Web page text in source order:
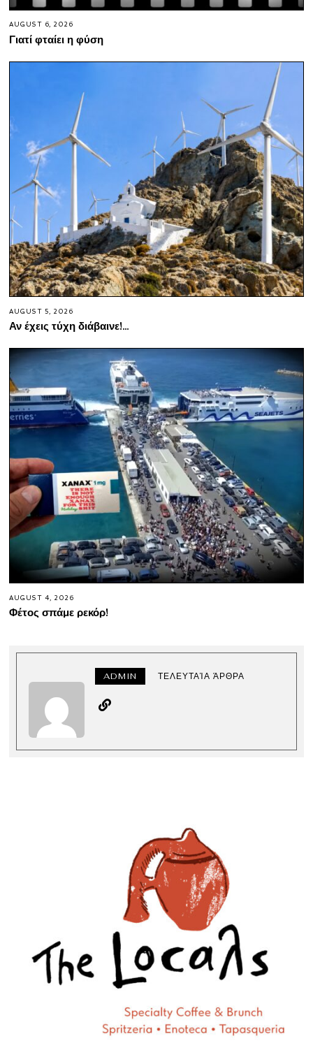
AUGUST 6, 2026
Γιατί φταίει η φύση
AUGUST 5, 2026
Αν έχεις τύχη διάβαινε!…
AUGUST 4, 2026
Φέτος σπάμε ρεκόρ!
ADMIN ΤΕΛΕΥΤΑΊΑ ΆΡΘΡΑ